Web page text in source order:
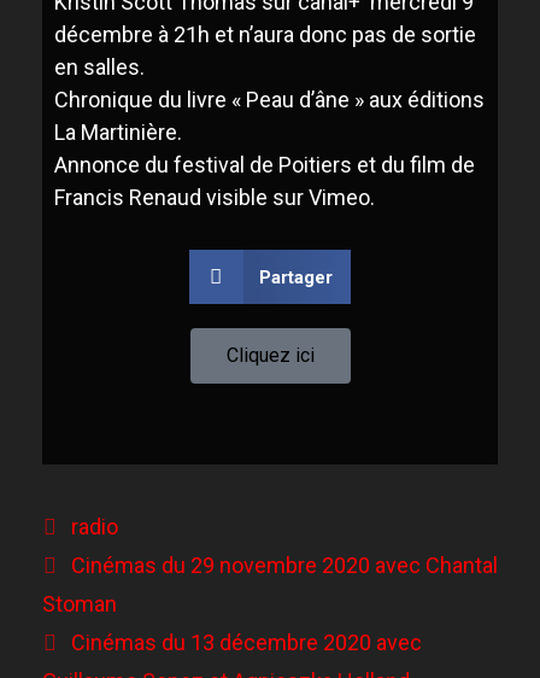
décembre à 21h et n’aura donc pas de sortie
en salles.
Chronique du livre « Peau d’âne » aux éditions
La Martinière.
Annonce du festival de Poitiers et du film de
Francis Renaud visible sur Vimeo.
Partager
Cliquez ici
radio
Cinémas du 29 novembre 2020 avec Chantal
Stoman
Cinémas du 13 décembre 2020 avec